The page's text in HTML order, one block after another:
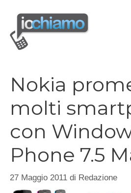
contenuto
Nokia
molti
con
Phone 7.5
27 Maggio 2011 di Redazione